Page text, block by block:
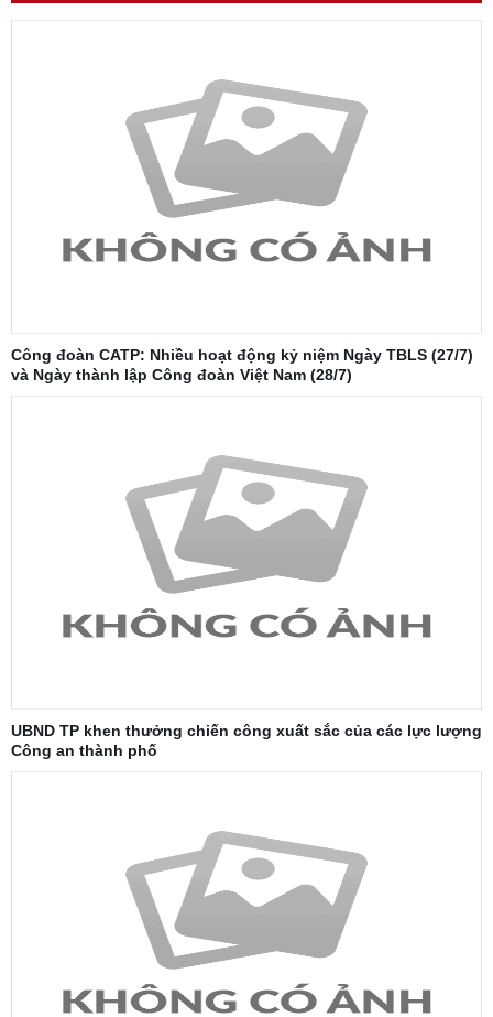
Công đoàn CATP: Nhiều hoạt động kỷ niệm Ngày TBLS (27/7)
và Ngày thành lập Công đoàn Việt Nam (28/7)
UBND TP khen thưởng chiến công xuất sắc của các lực lượng
Công an thành phố